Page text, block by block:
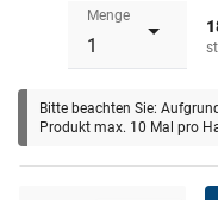
Menge
Bitte beachten Sie:
Produkt max. 10 Mal pro